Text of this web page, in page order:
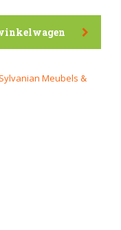
Sylvanian Meubels &